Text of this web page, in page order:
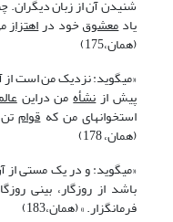
شنیدن آن از زبان دیگران.
یادمعشوقخود دراهتزاز
(همان،175)
«می‏گوید: نزدیک من است
پیش ازنشأهمن دراین
استخوان‏های من کهقوام
(همان، 178)
«می‏گوید: و در یک مستی از
باشد از روزگار، بینی
فرمان‏گزار. » (همان،183)